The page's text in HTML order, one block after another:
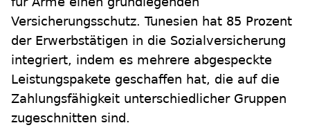
Versicherungsschutz. Tunesien hat 85 Prozent
der Erwerbstätigen in die Sozialversicherung
integriert, indem es mehrere abgespeckte
Leistungspakete geschaffen hat, die auf die
Zahlungsfähigkeit unterschiedlicher Gruppen
zugeschnitten sind.